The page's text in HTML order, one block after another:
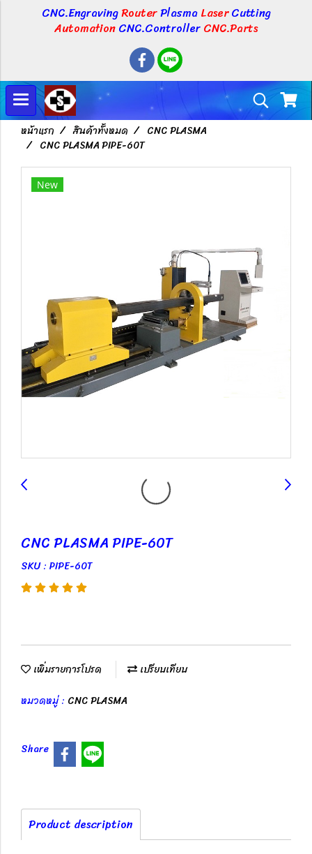
CNC.EngravingRouterPlasmaLaserCutting
AutomationCNC.ControllerCNC.Parts
หน้าแรก สินค้าทั้งหมด
CNC PLASMA
CNC PLASMA PIPE-60T
New
CNC PLASMA PIPE-60T
SKU : PIPE-60T
เพิ่มรายการโปรด
เปรียบเทียบ
หมวดหมู่ : CNC PLASMA
Share
Product description